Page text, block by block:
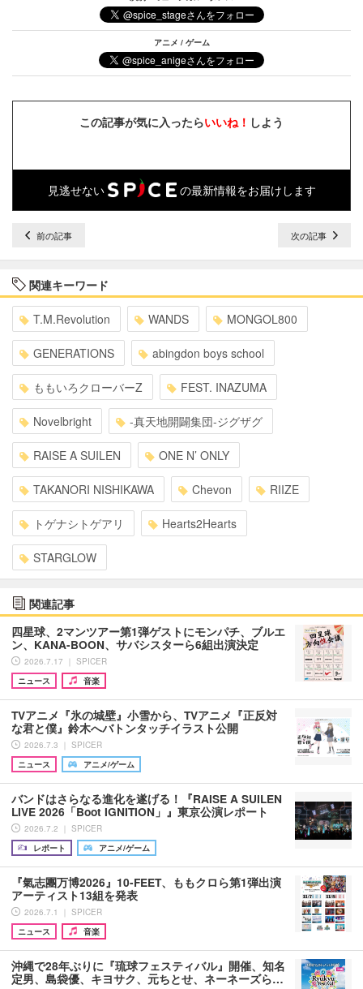
アニメ / ゲーム
この記事が気に入ったらいいね！ しよう
見逃せない の最新情報をお届けします
前の記事 次の記事
関連キーワード
T.M.Revolution WANDS MONGOL800
GENERATIONS abingdon boys school
ももいろクローバーZ FEST. INAZUMA
Novelbright -真天地開闢集団-ジグザグ
RAISE A SUILEN ONE N’ ONLY
TAKANORI NISHIKAWA Chevon RIIZE
トゲナシトゲアリ Hearts2Hearts
STARGLOW
関連記事
四星球、2マンツアー第1弾ゲストにモンパチ、ブルエ
ン、KANA-BOON、サバシスターら6組出演決定
2026.7.17 ｜ SPICER
ニュース
音楽
TVアニメ『氷の城壁』小雪から、TVアニメ『正反対
な君と僕』鈴木へバトンタッチイラスト公開
2026.7.3 ｜ SPICER
ニュース
アニメ/ゲーム
バンドはさらなる進化を遂げる！『RAISE A SUILEN
LIVE 2026「Boot IGNITION」』東京公演レポート
2026.7.2 ｜ SPICER
レポート
アニメ/ゲーム
『氣志團万博2026』10-FEET、ももクロら第1弾出演
アーティスト13組を発表
2026.7.1 ｜ SPICER
ニュース
音楽
沖縄で28年ぶりに『琉球フェスティバル』開催、知名
定男、島袋優、キヨサク、元ちとせ、ネーネーズら…